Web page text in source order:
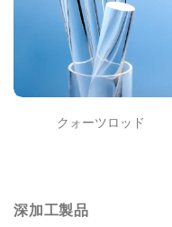
クォーツロッド
深加工製品